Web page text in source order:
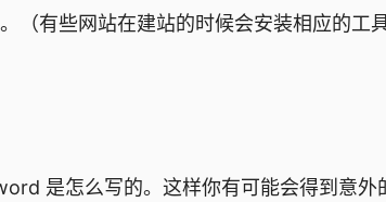
有些网站在建站的时候会安装相应的工
是怎么写的。这样你有可能会得到意外